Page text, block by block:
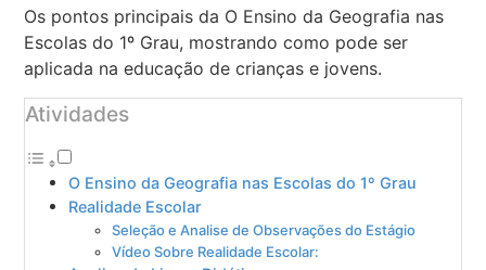
Os pontos principais da O Ensino da Geografia nas
Escolas do 1º Grau, mostrando como pode ser
aplicada na educação de crianças e jovens.
Atividades
O Ensino da Geografia nas Escolas do 1º Grau
Realidade Escolar
Seleção e Analise de Observações do Estágio
Vídeo Sobre Realidade Escolar: